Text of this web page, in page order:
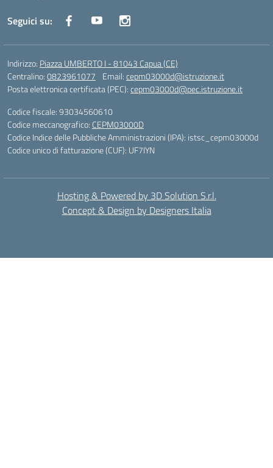
Seguici su:
Indirizzo: Piazza UMBERTO I - 81043 Capua (CE)
Centralino:0823961077 Email:cepm03000d@istruzione.it
Posta elettronica certificata (PEC):cepm03000d@pec.istruzione.it
Codice fiscale: 93034560610
Codice meccanografico: CEPM03000D
Codice Indice delle Pubbliche Amministrazioni (IPA): istsc_cepm03000d
Codice unico di fatturazione (CUF): UF7IYN
Hosting & Powered by 3D Solution S.r.l.
Concept & Design by Designers Italia